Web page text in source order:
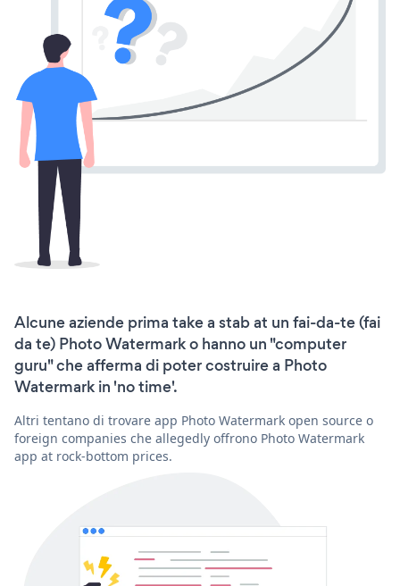
Alcune aziende prima take a stab at un fai-da-te (fai
da te) Photo Watermark o hanno un "computer
guru" che afferma di poter costruire a Photo
Watermark in 'no time'.
Altri tentano di trovare app Photo Watermark open source o
foreign companies che allegedly offrono Photo Watermark
app at rock-bottom prices.